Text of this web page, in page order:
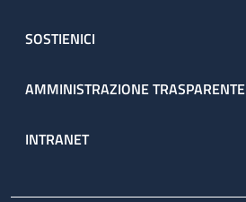
SOSTIENICI
AMMINISTRAZIONE TRASPARENTE
INTRANET